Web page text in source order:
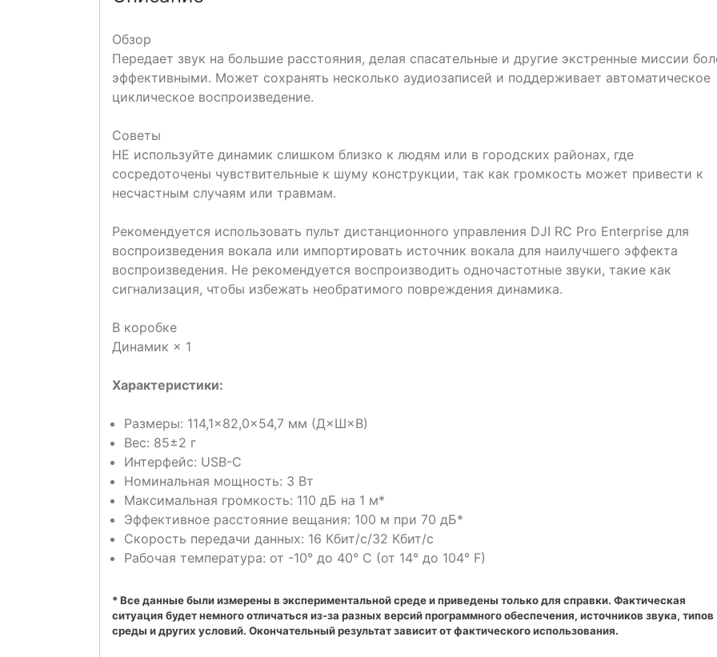
Обзор
Передает звук на большие расстояния, делая спасательные и другие экстренные миссии
эффективными. Может сохранять несколько аудиозаписей и поддерживает автоматическое
циклическое воспроизведение.
Советы
НЕ используйте динамик слишком близко к людям или в городских районах, где
сосредоточены чувствительные к шуму конструкции, так как громкость может привести к
несчастным случаям или травмам.
Рекомендуется использовать пульт дистанционного управления DJI RC Pro Enterprise для
воспроизведения вокала или импортировать источник вокала для наилучшего эффекта
воспроизведения. Не рекомендуется воспроизводить одночастотные звуки, такие как
сигнализация, чтобы избежать необратимого повреждения динамика.
В коробке
Динамик × 1
Характеристики:
Размеры: 114,1×82,0×54,7 мм (Д×Ш×В)
Вес: 85±2 г
Интерфейс: USB-C
Номинальная мощность: 3 Вт
Максимальная громкость: 110 дБ на 1 м*
Эффективное расстояние вещания: 100 м при 70 дБ*
Скорость передачи данных: 16 Кбит/с/32 Кбит/с
Рабочая температура: от -10° до 40° C (от 14° до 104° F)
* Все данные были измерены в экспериментальной среде и приведены только для справки. Фактическая
ситуация будет немного отличаться из-за разных версий программного обеспечения, источников звука, типов
среды и других условий. Окончательный результат зависит от фактического использования.